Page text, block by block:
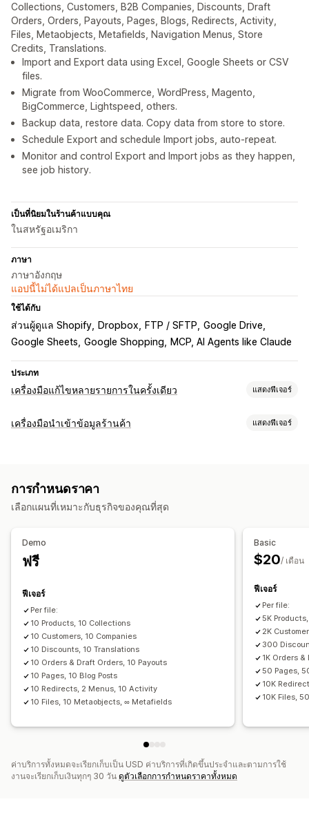
Collections, Customers, B2B Companies, Discounts, Draft
Orders, Orders, Payouts, Pages, Blogs, Redirects, Activity,
Files, Metaobjects, Metafields, Navigation Menus, Store
Credits, Translations.
Import and Export data using Excel, Google Sheets or CSV
files.
Migrate from WooCommerce, WordPress, Magento,
BigCommerce, Lightspeed, others.
Backup data, restore data. Copy data from store to store.
Schedule Export and schedule Import jobs, auto-repeat.
Monitor and control Export and Import jobs as they happen,
see job history.
เป็นที่นิยมในร้านค้าแบบคุณ
ในสหรัฐอเมริกา
ภาษา
ภาษาอังกฤษ
แอปนี้ไม่ได้แปลเป็นภาษาไทย
ใช้ได้กับ
ส่วนผู้ดูแล Shopify Dropbox FTP / SFTP Google Drive
Google Sheets Google Shopping MCP, AI Agents like Claude
ประเภท
เครื่องมือแก้ไขหลายรายการในครั้งเดียว แสดงฟีเจอร์
แหล่งข้อมูลที่แก้ไขได้
การดำเนินการ
การย้ายข้อมูลร้านค้า
การค้นหาและตัวกรอง
การแก้ไขจำนวนมาก
เครื่องมือนำเข้าข้อมูลร้านค้า แสดงฟีเจอร์
ซิงค์สินค้า ซิงค์ตามกำหนดเวลา
การนำเข้าตามกำหนดเวลา
ลูกค้า
ส่วนลด
เปลี่ยนแพลตฟอร์ม
การกำหนดราคา
เลือกแผนที่เหมาะกับธุรกิจของคุณที่สุด
Demo
ฟรี
ฟีเจอร์
Per file:
10 Products, 10 Collections
10 Customers, 10 Companies
10 Discounts, 10 Translations
10 Orders & Draft Orders, 10 Payouts
10 Pages, 10 Blog Posts
10 Redirects, 2 Menus, 10 Activity
10 Files, 10 Metaobjects, ∞ Metafields
Basic
$20/ เดือน
ฟีเจอร์
Per file:
5K
2K
300
1K Orders
50 Pages,
10K
10K Files,
ค่าบริการทั้งหมดจะเรียกเก็บเป็น USD ค่าบริการที่เกิดขึ้นประจำและตามการใช้
งานจะเรียกเก็บเงินทุกๆ 30 วัน ดูตัวเลือกการกำหนดราคาทั้งหมด